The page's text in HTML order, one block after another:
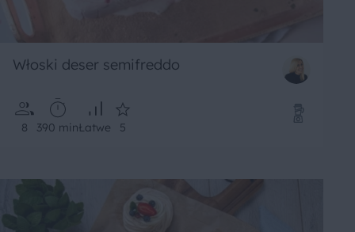
Włoski deser semifreddo
8 390 minŁatwe 5